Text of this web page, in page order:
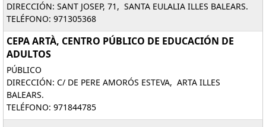
DIRECCIÓN: SANT JOSEP, 71, SANTA EULALIA ILLES BALEARS.
TELÉFONO: 971305368
CEPA ARTÀ, CENTRO PÚBLICO DE EDUCACIÓN DE
ADULTOS
PÚBLICO
DIRECCIÓN: C/ DE PERE AMORÓS ESTEVA, ARTA ILLES
BALEARS.
TELÉFONO: 971844785